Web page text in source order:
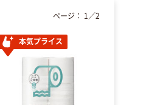
本気プライス
ページ： 1 ／2